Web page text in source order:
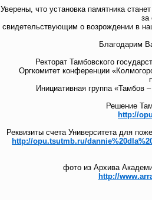
Уверены, что установка памятника
за
свидетельствующим о возрождении в
Благодарим
Ректорат Тамбовского
Оргкомитет конференции
Инициативная группа «Тамбов
Решение
http://
Реквизиты счета Университета для
http://opu.tsutmb.ru/
фото из Архива
http://